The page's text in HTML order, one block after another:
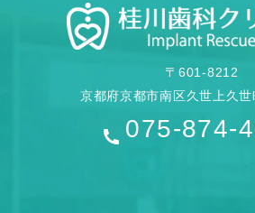
〒601-8212
京都府京都市南区久世上久世
075-874-